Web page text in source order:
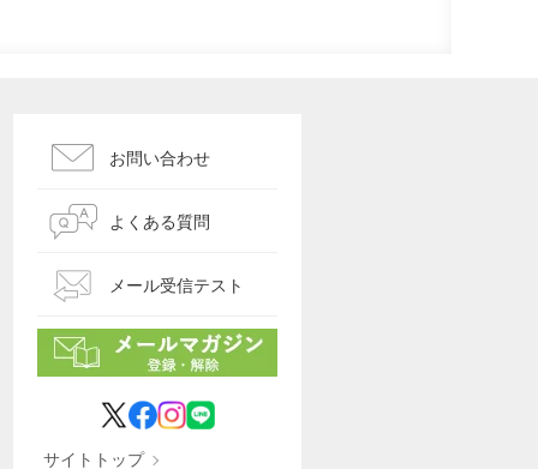
お問い合わせ
よくある質問
メール受信テスト
サイトトップ